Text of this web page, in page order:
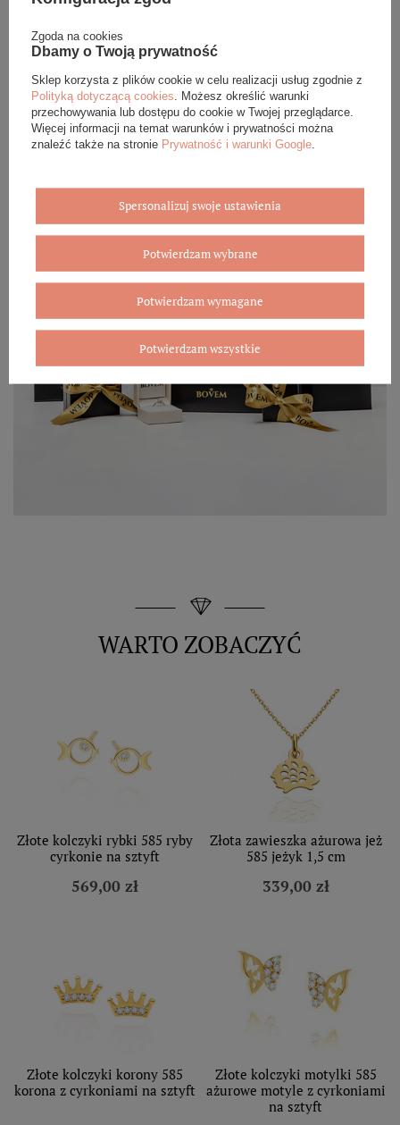
każdego zamówienia dołączamy pudełko ze skóry
ekologicznej oraz elegancką torebkę. Rozmiary i wzory
mogą się różnić ze względu na wybrany asortyment.
WYBIERZ PREZENT
WARTO ZOBACZYĆ
Złote kolczyki rybki 585 ryby
cyrkonie na sztyft
569,00 zł
Złota zawieszka ażurowa jeż
585 jeżyk 1,5 cm
339,00 zł
Złote kolczyki korony 585
korona z cyrkoniami na sztyft
Złote kolczyki motylki 585
ażurowe motyle z cyrkoniami
na sztyft
Zgoda na cookies
Dbamy o Twoją prywatność
Sklep korzysta z plików cookie w celu realizacji usług zgodnie z
Polityką dotyczącą cookies . Możesz określić warunki
przechowywania lub dostępu do cookie w Twojej przeglądarce.
Więcej informacji na temat warunków i prywatności można
znaleźć także na stronie Prywatność i warunki Google
Spersonalizuj swoje ustawienia
Potwierdzam wybrane
Potwierdzam wymagane
Potwierdzam wszystkie